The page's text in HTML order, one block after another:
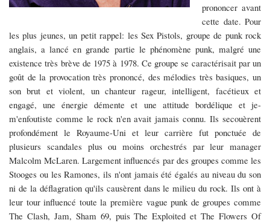
prononcer avant
cette date. Pour
les plus jeunes, un petit rappel: les Sex Pistols, groupe de punk rock
anglais, a lancé en grande partie le phénomène punk, malgré une
existence très brève de 1975 à 1978. Ce groupe se caractérisait par un
goût de la provocation très prononcé, des mélodies très basiques, un
son brut et violent, un chanteur rageur, intelligent, facétieux et
engagé, une énergie démente et une attitude bordélique et je-
m'enfoutiste comme le rock n'en avait jamais connu. Ils secouèrent
profondément le Royaume-Uni et leur carrière fut ponctuée de
plusieurs scandales plus ou moins orchestrés par leur manager
Malcolm McLaren. Largement influencés par des groupes comme les
Stooges ou les Ramones, ils n'ont jamais été égalés au niveau du son
ni de la déflagration qu'ils causèrent dans le milieu du rock. Ils ont à
leur tour influencé toute la première vague punk de groupes comme
The Clash, Jam, Sham 69, puis The Exploited et The Flowers Of